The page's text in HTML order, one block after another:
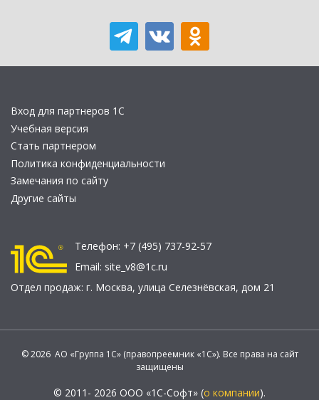
Вход для партнеров 1С
Учебная версия
Стать партнером
Политика конфиденциальности
Замечания по сайту
Другие сайты
Телефон: +7 (495) 737-92-57
Email: site_v8@1c.ru
Отдел продаж: г. Москва, улица Селезнёвская, дом 21
© 2026 АО «Группа 1С» (правопреемник «1С»). Все права на сайт
защищены
© 2011- 2026 ООО «1С-Софт» (о компании).